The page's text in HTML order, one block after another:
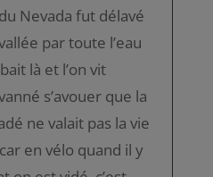
Nevada fut délavé
par toute l’eau
là et l’on vit
s’avouer que la
ne valait pas la vie
en vélo quand il y